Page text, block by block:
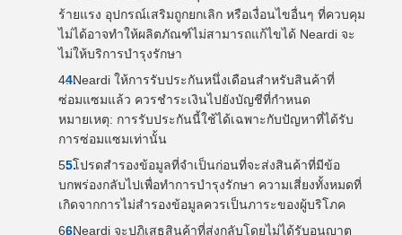
ร้ายแรง อุปกรณ์เสริมถูกยกเลิก หรือเงื่อนไขอื่นๆ ที่ควบคุม
ไม่ได้อาจทำให้ผลิตภัณฑ์ไม่สามารถแก้ไขได้ Neardi จะ
ไม่ให้บริการบำรุงรักษา
Neardi ให้การรับประกันหนึ่งเดือนสำหรับสินค้าที่
ซ่อมแซมแล้ว ควรชำระเงินไปยังบัญชีที่กำหนด
หมายเหตุ: การรับประกันนี้ใช้ได้เฉพาะกับปัญหาที่ได้รับ
การซ่อมแซมเท่านั้น
โปรดสำรองข้อมูลที่จำเป็นก่อนที่จะส่งสินค้าที่มีข้อ
บกพร่องกลับไปเพื่อทำการบำรุงรักษา ความเสี่ยงทั้งหมดที่
เกิดจากการไม่สำรองข้อมูลควรเป็นภาระของผู้บริโภค
Neardi จะปฏิเสธสินค้าที่ส่งกลับโดยไม่ได้รับอนุญาต